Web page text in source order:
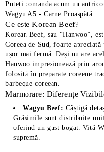
Puteți comanda acum un
Wagyu A5 - Carne Proaspătă.
Ce este Korean Beef?
Korean Beef, sau “Hanwoo”,
Coreea de Sud, foarte
ușor mai fermă. Deși nu are
Hanwoo impresionează prin
folosită în preparate coreene
barbeque coreean.
Marmorare: Diferențe
Wagyu Beef: Câștigă
Grăsimile sunt distribuite
oferind un gust bogat. Vită
supremă.